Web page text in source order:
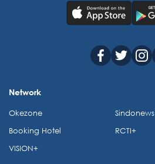
Network
Okezone
Booking Hotel
VISION+
Sindonews
RCTI+